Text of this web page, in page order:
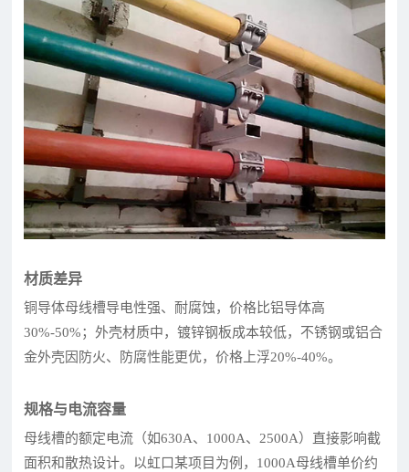
材质差异
铜导体母线槽导电性强、耐腐蚀，价格比铝导体高
30%-50%；外壳材质中，镀锌钢板成本较低，不锈钢或铝合
金外壳因防火、防腐性能更优，价格上浮20%-40%。
规格与电流容量
母线槽的额定电流（如630A、1000A、2500A）直接影响截
面积和散热设计。以虹口某项目为例，1000A母线槽单价约